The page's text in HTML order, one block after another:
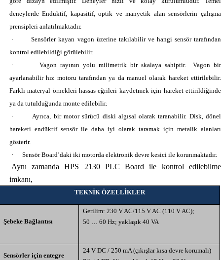
deneylerde Endüktif, kapasitif, optik ve manyetik alan sensörlerin çalışma
prensipleri anlatılmaktadır.
·
Sensörler kayan vagon üzerine takılabilir ve hangi sensör tarafından
kontrol edilebildiği görülebilir.
·
Vagon rayının yolu milimetrik bir skalaya sahiptir.
Vagon bir
ayarlanabilir hız motoru tarafından ya da manuel olarak hareket ettirilebilir.
Farklı materyal örnekleri hassas eğrileri kaydetmek için hareket ettirildiğinde
ya da tutulduğunda monte edilebilir.
·
Ayrıca, bir motor sürücü diski algısal olarak taranabilir. Disk, dönel
hareketi endüktif sensör ile daha iyi olarak taramak için metalik alanları
gösterir.
·
Sensör Board’daki iki motorda elektronik devre kesici ile korunmaktadır.
Aynı zamanda HPS 2130 PLC Board ile kontrol edilebilme
imkanı,
TEKNİK ÖZELLİKLER
Şebeke Bağlantısı
Gerilim: 230 V AC/115 V AC (110 V AC);
50 … 60 Hz; yaklaşık 40 VA
Sensörler için entegre
24 V DC / 250 mA (çıkışlar kısa devre korumalı)